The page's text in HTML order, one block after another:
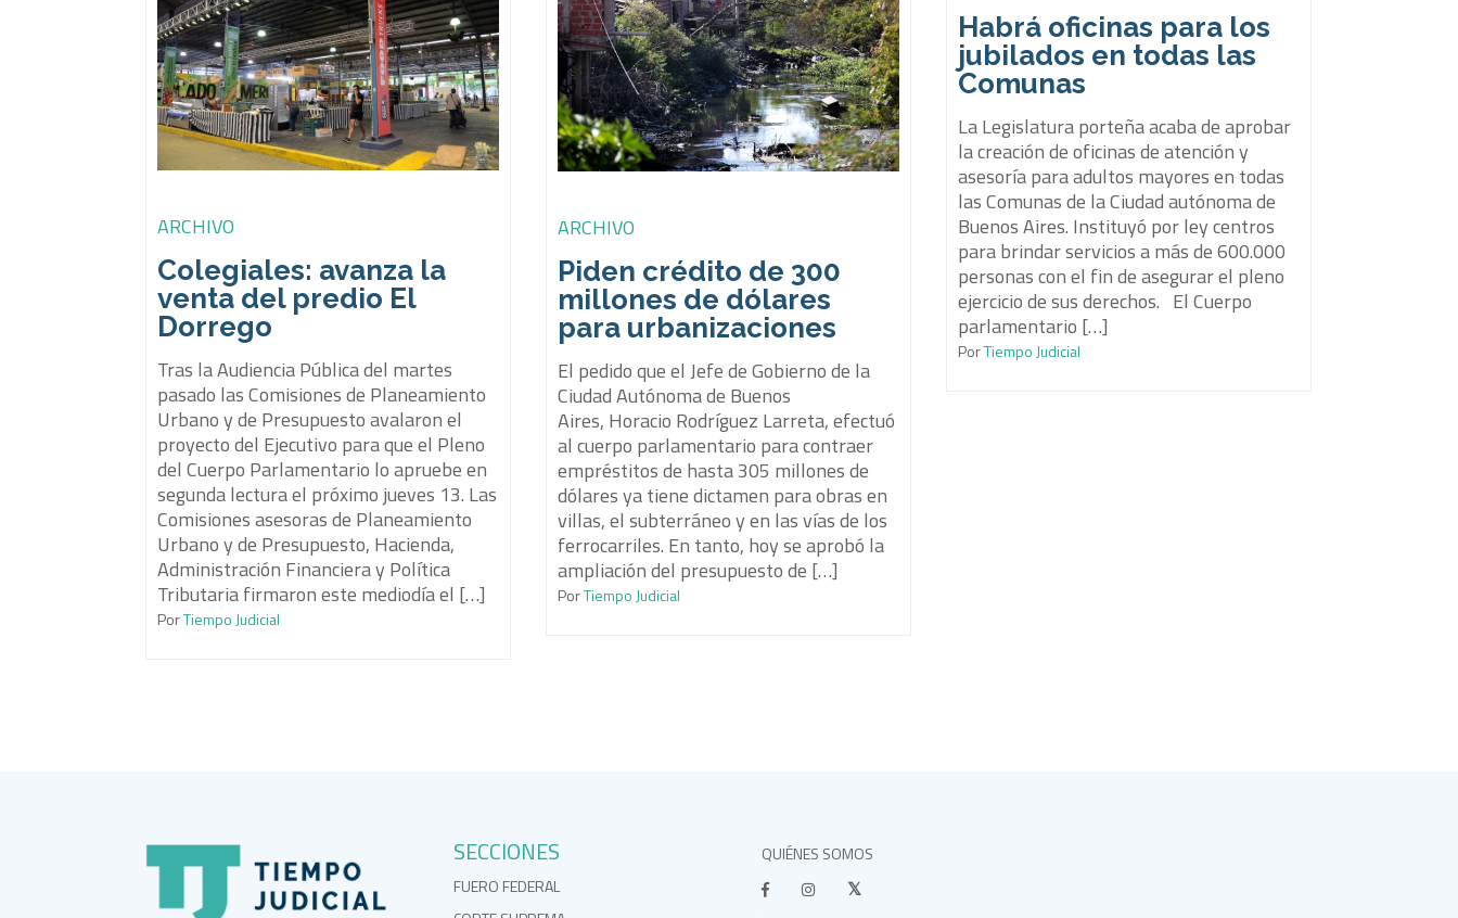
ARCHIVO
Colegiales: avanza la
venta del predio El
Dorrego
Tras la Audiencia Pública del martes
pasado las Comisiones de Planeamiento
Urbano y de Presupuesto avalaron el
proyecto del Ejecutivo para que el Pleno
del Cuerpo Parlamentario lo apruebe en
segunda lectura el próximo jueves 13. Las
Comisiones asesoras de Planeamiento
Urbano y de Presupuesto, Hacienda,
Administración Financiera y Política
Tributaria firmaron este mediodía el […]
PorTiempo Judicial
ARCHIVO
Piden crédito de 300
millones de dólares
para urbanizaciones
El pedido que el Jefe de Gobierno de la
Ciudad Autónoma de Buenos
Aires, Horacio Rodríguez Larreta, efectuó
al cuerpo parlamentario para contraer
empréstitos de hasta 305 millones de
dólares ya tiene dictamen para obras en
villas, el subterráneo y en las vías de los
ferrocarriles. En tanto, hoy se aprobó la
ampliación del presupuesto de […]
PorTiempo Judicial
Habrá oficinas para los
jubilados en todas las
Comunas
La Legislatura porteña acaba de aprobar
la creación de oficinas de atención y
asesoría para adultos mayores en todas
las Comunas de la Ciudad autónoma de
Buenos Aires. Instituyó por ley centros
para brindar servicios a más de 600.000
personas con el fin de asegurar el pleno
ejercicio de sus derechos. El Cuerpo
parlamentario […]
PorTiempo Judicial
SECCIONES
FUERO FEDERAL
QUIÉNES SOMOS